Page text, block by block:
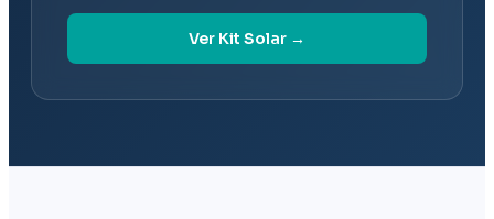
Ver Kit Solar →